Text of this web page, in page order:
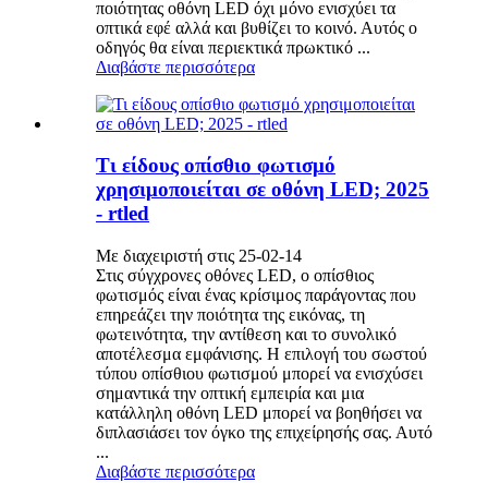
ποιότητας οθόνη LED όχι μόνο ενισχύει τα
οπτικά εφέ αλλά και βυθίζει το κοινό. Αυτός ο
οδηγός θα είναι περιεκτικά πρωκτικό ...
Διαβάστε περισσότερα
Τι είδους οπίσθιο φωτισμό
χρησιμοποιείται σε οθόνη LED; 2025
- rtled
Με διαχειριστή στις 25-02-14
Στις σύγχρονες οθόνες LED, ο οπίσθιος
φωτισμός είναι ένας κρίσιμος παράγοντας που
επηρεάζει την ποιότητα της εικόνας, τη
φωτεινότητα, την αντίθεση και το συνολικό
αποτέλεσμα εμφάνισης. Η επιλογή του σωστού
τύπου οπίσθιου φωτισμού μπορεί να ενισχύσει
σημαντικά την οπτική εμπειρία και μια
κατάλληλη οθόνη LED μπορεί να βοηθήσει να
διπλασιάσει τον όγκο της επιχείρησής σας. Αυτό
...
Διαβάστε περισσότερα